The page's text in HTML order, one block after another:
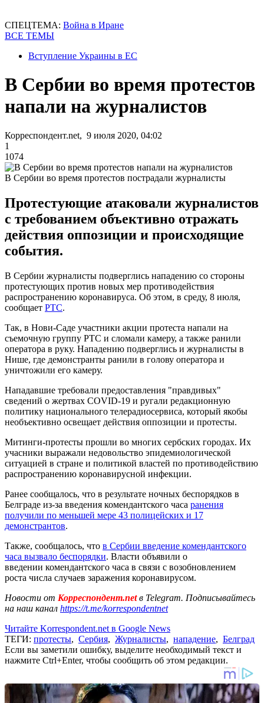
СПЕЦТЕМА: Война в Иране
ВСЕ ТЕМЫ
Вступление Украины в ЕС
В Сербии во время протестов
напали на журналистов
Корреспондент.net, 9 июля 2020, 04:02
1
1074
В Сербии во время протестов пострадали журналисты
Протестующие атаковали журналистов
с требованием объективно отражать
действия оппозиции и происходящие
события.
В Сербии журналисты подверглись нападению со стороны
протестующих против новых мер противодействия
распространению коронавируса. Об этом, в среду, 8 июля,
сообщает PTC.
Так, в Нови-Саде участники акции протеста напали на
съемочную группу РТС и сломали камеру, а также ранили
оператора в руку. Нападению подверглись и журналисты в
Нише, где демонстранты ранили в голову оператора и
уничтожили его камеру.
Нападавшие требовали предоставления "правдивых"
сведений о жертвах COVID-19 и ругали редакционную
политику национального телерадиосервиса, который якобы
необъективно освещает действия оппозиции и протесты.
Митинги-протесты прошли во многих сербских городах. Их
учасники выражали недовольство эпидемиологической
ситуацией в стране и политикой властей по противодействию
распространению коронавирусной инфекции.
Ранее сообщалось, что в результате ночных беспорядков в
Белграде из-за введения комендантского часа ранения
получили по меньшей мере 43 полицейских и 17
демонстрантов.
Также, сообщалось, что в Сербии введение комендантского
часа вызвало беспорядки. Власти объявили о
введении комендантского часа в связи с возобновлением
роста числа случаев заражения коронавирусом.
Новости от Корреспондент.netв Telegram. Подписывайтесь
на наш канал https://t.me/korrespondentnet
Читайте Korrespondent.net в Google News
ТЕГИ: протесты, Сербия, Журналисты, нападение, Белград
Если вы заметили ошибку, выделите необходимый текст и
нажмите Ctrl+Enter, чтобы сообщить об этом редакции.